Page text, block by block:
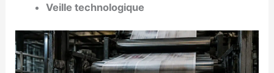
Veille technologique